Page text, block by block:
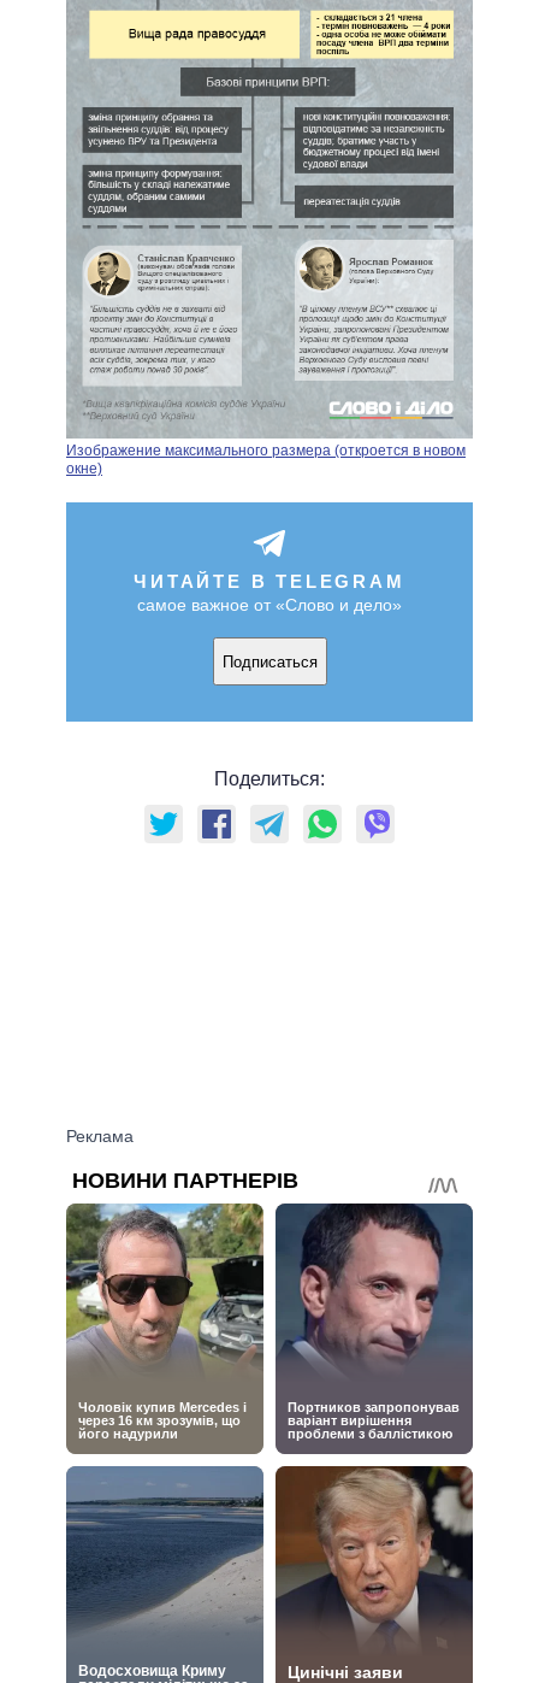
Изображение максимального размера (откроется в новом
окне)
ЧИТАЙТЕ В TELEGRAM
самое важное от «Слово и дело»
Подписаться
Поделиться: